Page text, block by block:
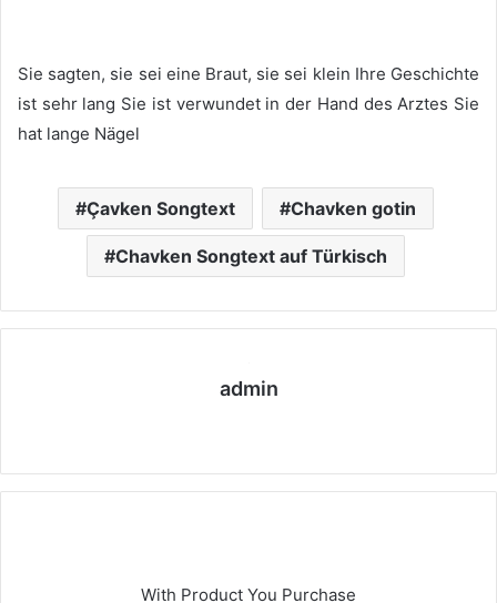
Sie sagten, sie sei eine Braut, sie sei klein Ihre Geschichte
ist sehr lang Sie ist verwundet in der Hand des Arztes Sie
hat lange Nägel
Çavken Songtext Chavken gotin
Chavken Songtext auf Türkisch
admin
eit
With Product You Purchase